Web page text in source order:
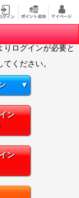
りログインが必要と
ください。
▼
ン
ン